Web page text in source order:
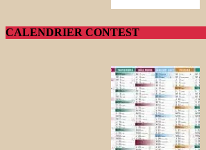
CALENDRIER CONTEST